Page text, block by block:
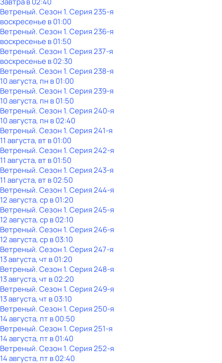
Ветреный. Сезон 1. Серия 235-я
воскресенье в01:00
Ветреный. Сезон 1. Серия 236-я
воскресенье в01:50
Ветреный. Сезон 1. Серия 237-я
воскресенье в02:30
Ветреный. Сезон 1. Серия 238-я
10 августа, пн в 01:00
Ветреный. Сезон 1. Серия 239-я
10 августа, пн в 01:50
Ветреный. Сезон 1. Серия 240-я
10 августа, пн в 02:40
Ветреный. Сезон 1. Серия 241-я
11 августа, вт в 01:00
Ветреный. Сезон 1. Серия 242-я
11 августа, вт в 01:50
Ветреный. Сезон 1. Серия 243-я
11 августа, вт в 02:50
Ветреный. Сезон 1. Серия 244-я
12 августа, ср в 01:20
Ветреный. Сезон 1. Серия 245-я
12 августа, ср в 02:10
Ветреный. Сезон 1. Серия 246-я
12 августа, ср в 03:10
Ветреный. Сезон 1. Серия 247-я
13 августа, чт в 01:20
Ветреный. Сезон 1. Серия 248-я
13 августа, чт в 02:20
Ветреный. Сезон 1. Серия 249-я
13 августа, чт в 03:10
Ветреный. Сезон 1. Серия 250-я
14 августа, пт в 00:50
Ветреный. Сезон 1. Серия 251-я
14 августа, пт в 01:40
Ветреный. Сезон 1. Серия 252-я
14 августа, пт в 02:40